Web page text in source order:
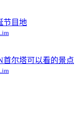
节目地
首尔塔可以看的景点